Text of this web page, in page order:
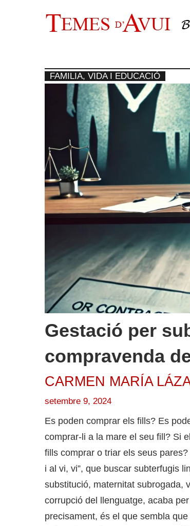
al
FAMILIA, VIDA I EDUCACIÓ
Gestació per
compravenda
CARMEN MARÍA
setembre 9, 2024
Es poden comprar els fills? Es
comprar-li a la mare el seu fill? Si
fills comprar o triar els seus
i al vi, vi”, que buscar subterfugis
substitució, maternitat subrogada,
corrupció del llenguatge, acaba
precisament, és el que sembla